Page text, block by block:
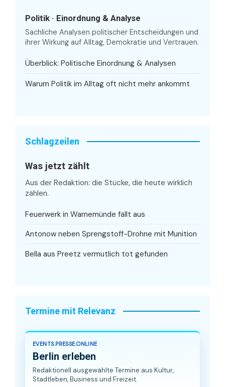
Politik · Einordnung & Analyse
Sachliche Analysen politischer Entscheidungen und
ihrer Wirkung auf Alltag, Demokratie und Vertrauen.
Überblick: Politische Einordnung & Analysen
Warum Politik im Alltag oft nicht mehr ankommt
Schlagzeilen
Was jetzt zählt
Aus der Redaktion: die Stücke, die heute wirklich
zählen.
Feuerwerk in Warnemünde fällt aus
Antonow neben Sprengstoff-Drohne mit Munition
Bella aus Preetz vermutlich tot gefunden
Termine mit Relevanz
EVENTS.PRESSE.ONLINE
Berlin erleben
Redaktionell ausgewählte Termine aus Kultur,
Stadtleben, Business und Freizeit.